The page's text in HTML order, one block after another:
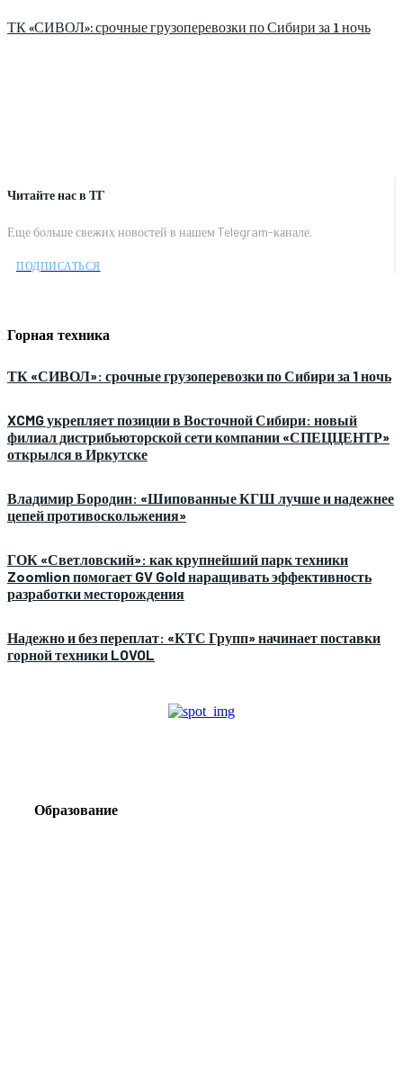
Читайте нас в ТГ
Еще больше свежих новостей в нашем Telegram-канале.
ПОДПИСАТЬСЯ
Горная техника
ТК «СИВОЛ»: срочные грузоперевозки по Сибири за 1 ночь
XCMG укрепляет позиции в Восточной Сибири: новый
филиал дистрибьюторской сети компании «СПЕЦЦЕНТР»
открылся в Иркутске
Владимир Бородин: «Шипованные КГШ лучше и надежнее
цепей противоскольжения»
ГОК «Светловский»: как крупнейший парк техники
Zoomlion помогает GV Gold наращивать эффективность
разработки месторождения
Надежно и без переплат: «КТС Групп» начинает поставки
горной техники LOVOL
Образование
ТК «СИВОЛ»: срочные грузоперевозки по Сибири за 1 ночь